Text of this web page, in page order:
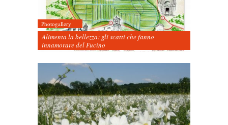
Photogallery
Alimenta la bellezza: gli scatti che fanno
innamorare del Fucino